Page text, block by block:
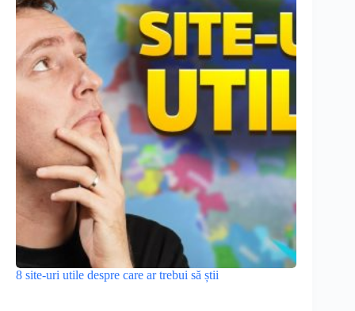
8 site-uri utile despre care ar trebui să știi